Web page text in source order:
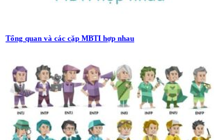
Tổng quan và các cặp MBTI hợp nhau